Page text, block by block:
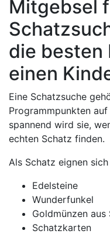
Mitgebsel
die
einen
Eine Schatzsuche
Programmpunkten
spannend wird sie,
echten Schatz finden.
Als Schatz eignen
Edelsteine
Wunderfunkel
Goldmünzen
Schatzkarten